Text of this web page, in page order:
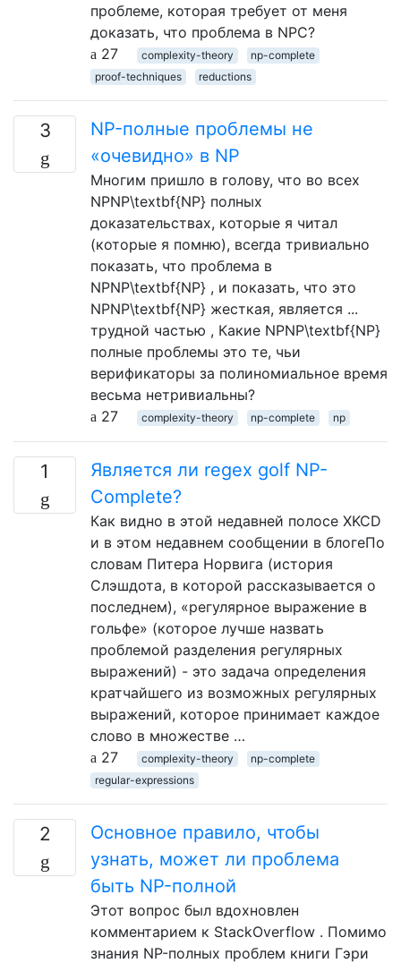
проблеме, которая требует от меня
доказать, что проблема в NPC?
27
complexity-theory
np-complete
proof-techniques
reductions
3
NP-полные проблемы не
«очевидно» в NP
Многим пришло в голову, что во всех
NPNP\textbf{NP} полных
доказательствах, которые я читал
(которые я помню), всегда тривиально
показать, что проблема в
NPNP\textbf{NP} , и показать, что это
NPNP\textbf{NP} жесткая, является ...
трудной частью , Какие NPNP\textbf{NP}
полные проблемы это те, чьи
верификаторы за полиномиальное время
весьма нетривиальны?
27
complexity-theory np-complete np
1
Является ли regex golf NP-
Complete?
Как видно в этой недавней полосе XKCD
и в этом недавнем сообщении в блогеПо
словам Питера Норвига (история
Слэшдота, в которой рассказывается о
последнем), «регулярное выражение в
гольфе» (которое лучше назвать
проблемой разделения регулярных
выражений) - это задача определения
кратчайшего из возможных регулярных
выражений, которое принимает каждое
слово в множестве …
27
complexity-theory
np-complete
regular-expressions
2
Основное правило, чтобы
узнать, может ли проблема
быть NP-полной
Этот вопрос был вдохновлен
комментарием к StackOverflow . Помимо
знания NP-полных проблем книги Гэри